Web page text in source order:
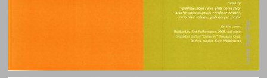
טרמינל 35 ... 2